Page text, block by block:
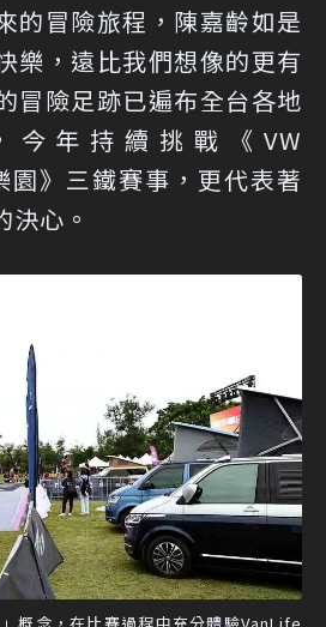
的冒險旅程，陳嘉齡如是
樂，遠比我們想像的更有
冒險足跡已遍布全台各地
今年持續挑戰《VW
園》三鐵賽事，更代表著
心。